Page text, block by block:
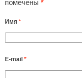
помечены *
Имя *
E-mail *